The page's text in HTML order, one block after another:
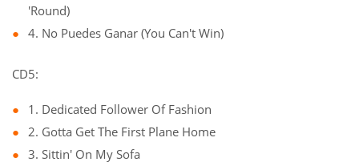
'Round)
4. No Puedes Ganar (You Can't Win)
CD5:
1. Dedicated Follower Of Fashion
2. Gotta Get The First Plane Home
3. Sittin' On My Sofa